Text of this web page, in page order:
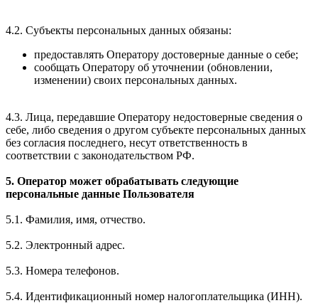
4.2. Субъекты персональных данных обязаны:
предоставлять Оператору достоверные данные о себе;
сообщать Оператору об уточнении (обновлении,
изменении) своих персональных данных.
4.3. Лица, передавшие Оператору недостоверные сведения о
себе, либо сведения о другом субъекте персональных данных
без согласия последнего, несут ответственность в
соответствии с законодательством РФ.
5. Оператор может обрабатывать следующие
персональные данные Пользователя
5.1. Фамилия, имя, отчество.
5.2. Электронный адрес.
5.3. Номера телефонов.
5.4. Идентификационный номер налогоплательщика (ИНН).